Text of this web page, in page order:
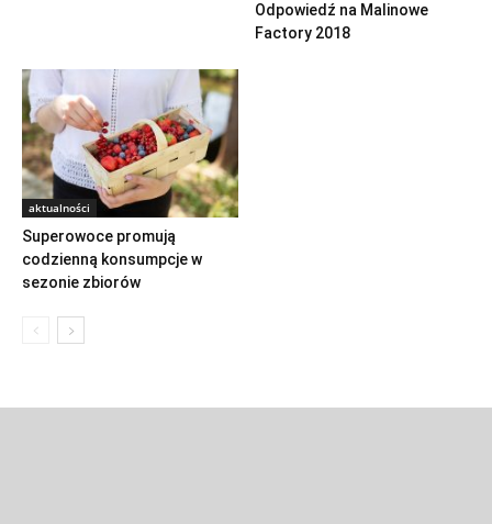
Odpowiedź na Malinowe
Factory 2018
aktualności
Superowoce promują
codzienną konsumpcje w
sezonie zbiorów